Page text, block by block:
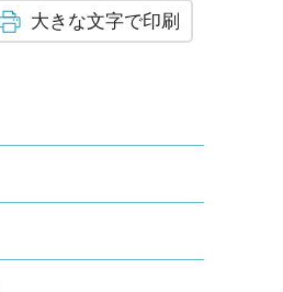
大きな文字で印刷